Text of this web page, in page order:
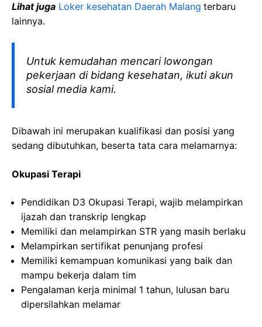
Lihat juga Loker kesehatan Daerah Malang terbaru
lainnya.
Untuk kemudahan mencari lowongan
pekerjaan di bidang kesehatan, ikuti akun
sosial media kami.
Dibawah ini merupakan kualifikasi dan posisi yang
sedang dibutuhkan, beserta tata cara melamarnya:
Okupasi Terapi
Pendidikan D3 Okupasi Terapi, wajib melampirkan
ijazah dan transkrip lengkap
Memiliki dan melampirkan STR yang masih berlaku
Melampirkan sertifikat penunjang profesi
Memiliki kemampuan komunikasi yang baik dan
mampu bekerja dalam tim
Pengalaman kerja minimal 1 tahun, lulusan baru
dipersilahkan melamar